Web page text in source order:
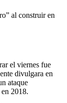
al construir en
el viernes fue
divulgara en
ataque
2018.